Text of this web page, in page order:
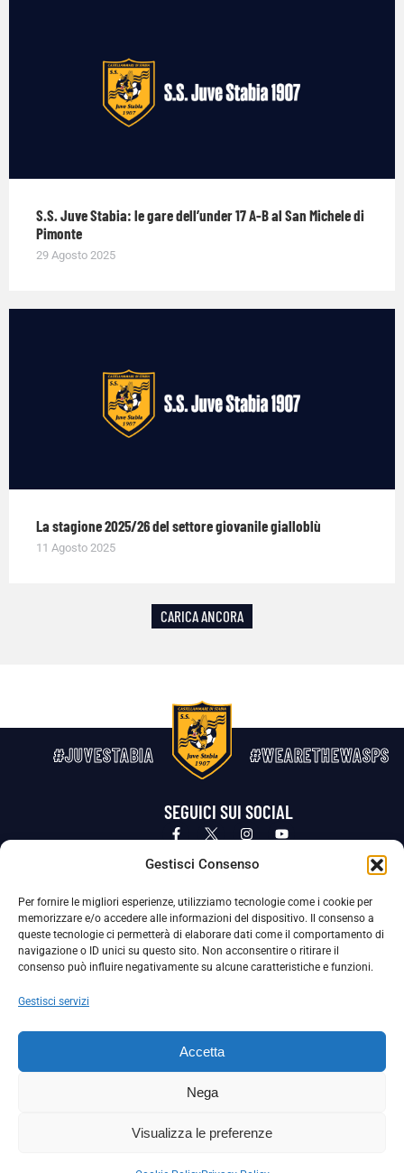
Gestisci Consenso
Per fornire le migliori esperienze, utilizziamo tecnologie come i cookie per
memorizzare e/o accedere alle informazioni del dispositivo. Il consenso a
queste tecnologie ci permetterà di elaborare dati come il comportamento di
navigazione o ID unici su questo sito. Non acconsentire o ritirare il
consenso può influire negativamente su alcune caratteristiche e funzioni.
Gestisci servizi
Accetta
Nega
Visualizza le preferenze
S.S. Juve Stabia: le gare dell’under 17 A-B al San Michele di
Pimonte
29 Agosto 2025
La stagione 2025/26 del settore giovanile gialloblù
11 Agosto 2025
CARICA ANCORA
#JUVESTABIA #WEARETHEWASPS
SEGUICI SUI SOCIAL
Privacy Policy Cookie Policy
La Società ha nominato il Responsabile della Protezione dei Dati Personali (DPO), figura specializzata che vigila sulle modalità
adottate dalla nostra Società per tutelare i Suoi dati personali.
Per contattare il DPO può scrivere a
La Società ha inoltre adottato un proprio Codice Etico, consultabile al seguente link:
Scarica il Codice Etico